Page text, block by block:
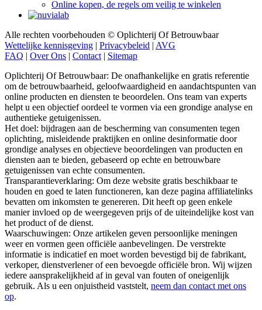
Wettelijke kennisgeving|Privacybeleid| AVG
FAQ|Over Ons|Contact|Sitemap
om de betrouwbaarheid, geloofwaardigheid en aandachtspunten van
online producten en diensten te beoordelen. Ons team van experts
helpt u een objectief oordeel te vormen via een grondige analyse en
authentieke getuigenissen.
Het doel: bijdragen aan de bescherming van consumenten tegen
oplichting, misleidende praktijken en online desinformatie door
grondige analyses en objectieve beoordelingen van producten en
diensten aan te bieden, gebaseerd op echte en betrouwbare
getuigenissen van echte consumenten.
Transparantieverklaring: Om deze website gratis beschikbaar te
houden en goed te laten functioneren, kan deze pagina affiliatelinks
bevatten om inkomsten te genereren. Dit heeft op geen enkele
manier invloed op de weergegeven prijs of de uiteindelijke kost van
het product of de dienst.
Waarschuwingen: Onze artikelen geven persoonlijke meningen
weer en vormen geen officiële aanbevelingen. De verstrekte
informatie is indicatief en moet worden bevestigd bij de fabrikant,
verkoper, dienstverlener of een bevoegde officiële bron. Wij wijzen
iedere aansprakelijkheid af in geval van fouten of oneigenlijk
gebruik. Als u een onjuistheid vaststelt, neem dan contact met ons
op.